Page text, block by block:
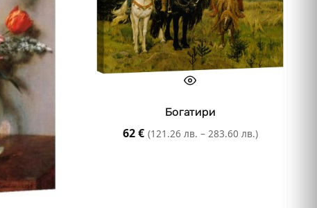
Богатири
62€ (121.26 лв. – 283.60 лв.)